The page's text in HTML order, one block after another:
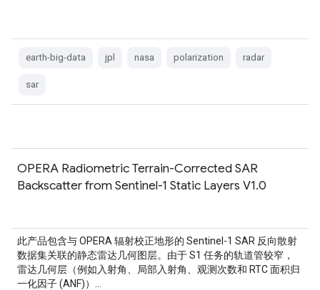
earth-big-data jpl nasa polarization radar
sar
OPERA Radiometric Terrain-Corrected SAR
Backscatter from Sentinel-1 Static Layers V1.0
此产品包含与 OPERA 辐射校正地形的 Sentinel-1 SAR 反向散射
数据集关联的静态雷达几何图层。由于 S1 任务的轨道管较窄，
雷达几何层（例如入射角、局部入射角、观测次数和 RTC 面积归
一化因子 (ANF)）…